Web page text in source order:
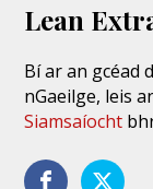
Lean
Bí ar an gcéad
nGaeilge, leis
Siamsaíocht